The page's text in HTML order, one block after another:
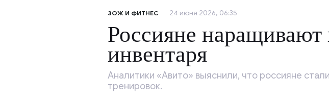
ЗОЖ И ФИТНЕС 24 июня 2026, 06:35
Россияне наращивают
инвентаря
Аналитики «Авито» выяснили, что россияне
тренировок.